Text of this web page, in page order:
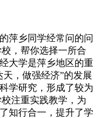
萍乡同学经常问的问
，帮你选择一所合
大学是萍乡地区的重
，做强经济”的发展
学研究，形成了较为
注重实践教学，为
知行合一，提升了学